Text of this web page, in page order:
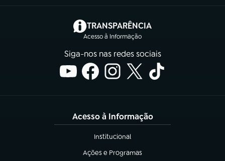
TRANSPARÊNCIA
Acesso à Informação
(abre em nova aba)
Siga-nos nas redes sociais
Acesso à Informação
Institucional
(abre em nova aba)
Ações e Programas
(abre em nova aba)